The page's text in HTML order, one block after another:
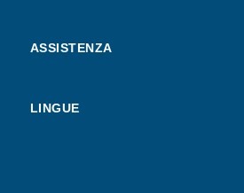
ASSISTENZA
LINGUE